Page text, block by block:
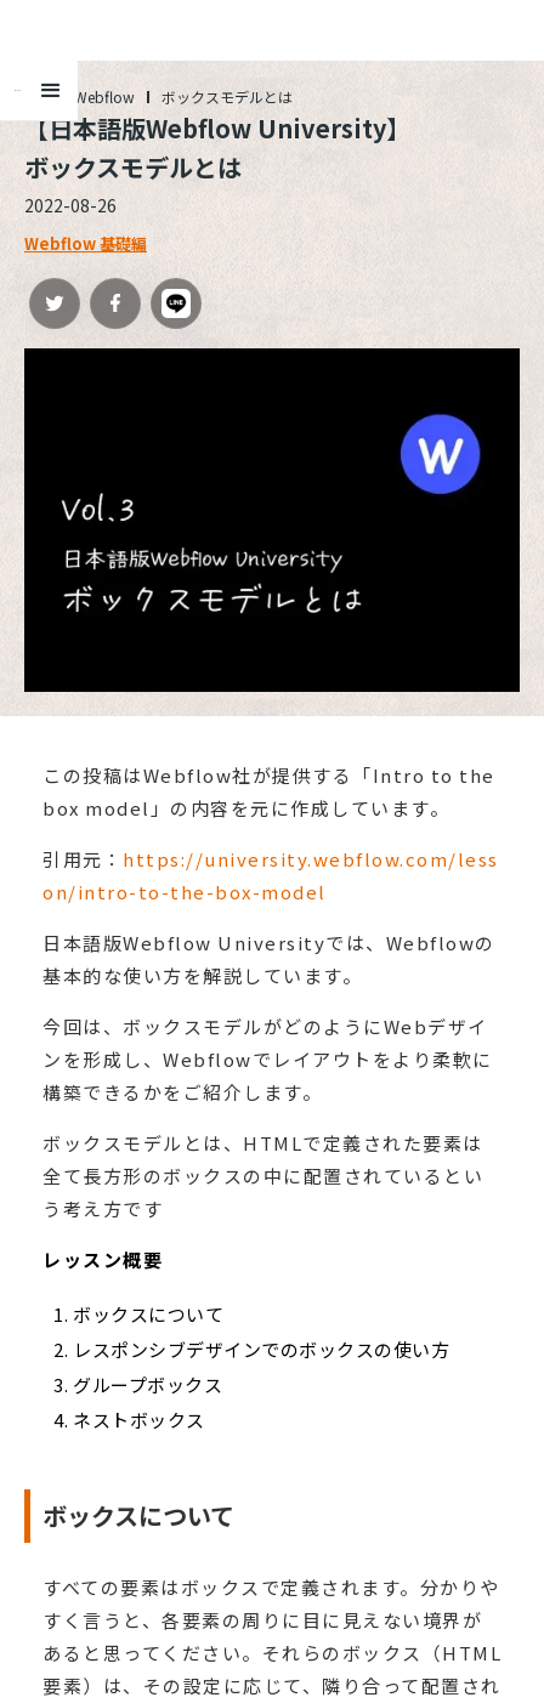
ALL Webflow ボックスモデルとは
【日本語版Webflow University】
ボックスモデルとは
2022-08-26
Webflow 基礎編
この投稿はWebflow社が提供する「Intro to the
box model」の内容を元に作成しています。
引用元： https://university.webflow.com/less
on/intro-to-the-box-model
日本語版Webflow Universityでは、Webflowの
基本的な使い方を解説しています。
今回は、ボックスモデルがどのようにWebデザイ
ンを形成し、Webflowでレイアウトをより柔軟に
構築できるかをご紹介します。
ボックスモデルとは、HTMLで定義された要素は
全て長方形のボックスの中に配置されているとい
う考え方です
レッスン概要
ボックスについて
レスポンシブデザインでのボックスの使い方
グループボックス
ネストボックス
ボックスについて
すべての要素はボックスで定義されます。分かりや
すく言うと、各要素の周りに目に見えない境界が
あると思ってください。それらのボックス（HTML
要素）は、その設定に応じて、隣り合って配置され